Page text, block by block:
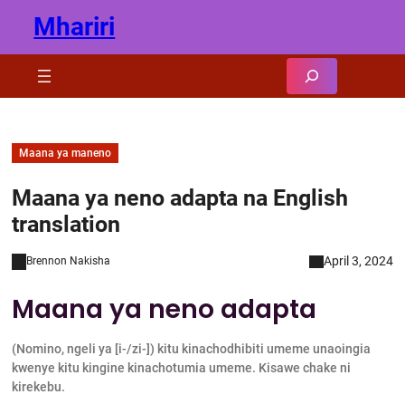
content
Mhariri
Maana ya maneno
Maana ya neno adapta na English
translation
Brennon Nakisha April 3, 2024
Maana ya neno adapta
(Nomino, ngeli ya [i-/zi-]) kitu kinachodhibiti umeme unaoingia
kwenye kitu kingine kinachotumia umeme. Kisawe chake ni
kirekebu.